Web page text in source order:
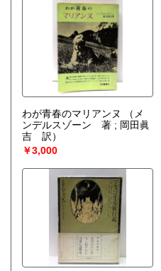
わが青春のマリアンヌ
（メ
ンデルスゾーン 著 ; 岡田眞
吉 訳）
￥3,000